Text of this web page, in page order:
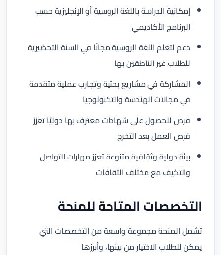
إمكانية الدراسة باللغة الروسية أو الإنجليزية حسب
البرنامج الأكاديمي
دعم لتعلم اللغة الروسية مجانًا في السنة التحضيرية
للطلاب غير الناطقين بها
المشاركة في مشاريع بحثية وتجارب عملية متقدمة
في مجالات الهندسة والتكنولوجيا
فرص للحصول على شهادات معترف بها دوليًا تعزز
فرص العمل بعد التخرج
بيئة دولية وثقافية متنوعة تعزز مهارات التواصل
والتكيف مع مختلف الثقافات
التخصصات المتاحة للمنحة
تشمل المنحة مجموعة واسعة من التخصصات التي
يمكن للطلاب الاختيار من بينها، وأبرزها